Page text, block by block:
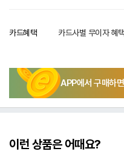
카드혜택 카드사별 무이자 혜
APP에서 구매하면
이런 상품은 어때요?